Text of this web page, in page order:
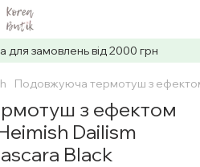
для замовлень від 2000 грн
Подовжуюча термотуш з
з ефектом
Dailism
Black